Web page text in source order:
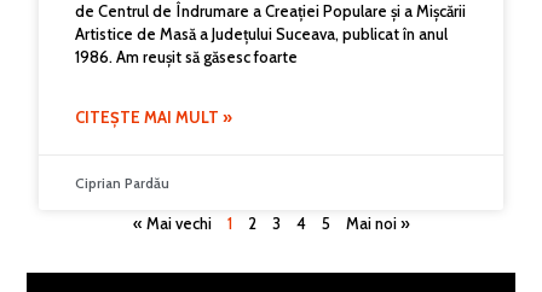
de Centrul de Îndrumare a Creației Populare și a Mișcării
Artistice de Masă a Județului Suceava, publicat în anul
1986. Am reușit să găsesc foarte
CITEȘTE MAI MULT »
Ciprian Pardău
« Mai vechi 1 2 3 4 5 Mai noi »